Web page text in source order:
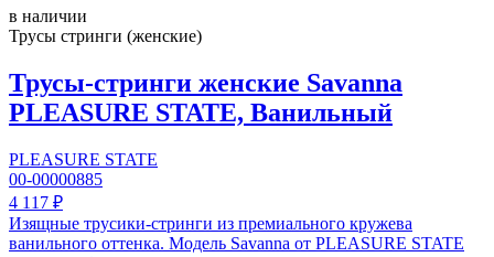
в наличии
Трусы стринги (женские)
Трусы-стринги женские Savanna
PLEASURE STATE, Ванильный
PLEASURE STATE
00-00000885
4 117 ₽
Изящные трусики-стринги из премиального кружева
ванильного оттенка. Модель Savanna от PLEASURE STATE